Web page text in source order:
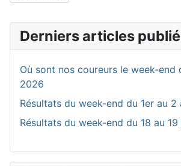
Derniers articles
Où sont nos coureurs le week-end
2026
Résultats du week-end du 1er au
Résultats du week-end du 18 au